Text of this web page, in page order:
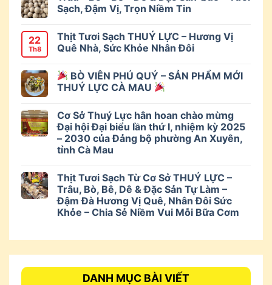
Sạch, Đậm Vị, Trọn Niềm Tin
22
Th8
Thịt Tươi Sạch THUÝ LỰC – Hương Vị
Quê Nhà, Sức Khỏe Nhân Đôi
BÒ VIÊN PHÚ QUÝ – SẢN PHẨM MỚI
THUÝ LỰC CÀ MAU
Cơ Sở Thuý Lực hân hoan chào mừng
Đại hội Đại biểu lần thứ I, nhiệm kỳ 2025
– 2030 của Đảng bộ phường An Xuyên,
tỉnh Cà Mau
Thịt Tươi Sạch Từ Cơ Sở THUÝ LỰC –
Trâu, Bò, Bê, Dê & Đặc Sản Tự Làm –
Đậm Đà Hương Vị Quê, Nhân Đôi Sức
Khỏe – Chia Sẻ Niềm Vui Mỗi Bữa Cơm
DANH MỤC BÀI VIẾT